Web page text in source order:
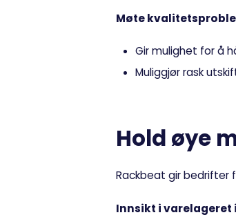
Møte
Gir mulighet for å
Muliggjør rask
Hold øye
Rackbeat gir bedrifter
Innsikt i varelageret